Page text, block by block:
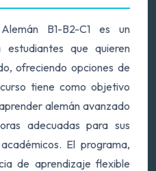
B1-B2-C1 es un
estudiantes que quieren
ofreciendo opciones de
tiene como objetivo
alemán avanzado
adecuadas para sus
El programa,
de aprendizaje flexible